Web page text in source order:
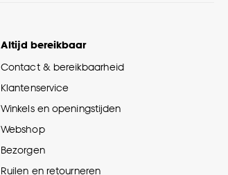
Industrieel, Klassiek
61 CM
Altijd bereikbaar
Contact & bereikbaarheid
Klantenservice
Winkels en openingstijden
Webshop
Bezorgen
Ruilen en retourneren